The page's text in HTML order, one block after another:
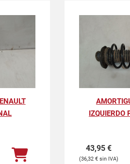
IZQUIERDO
43,95€
36,32€